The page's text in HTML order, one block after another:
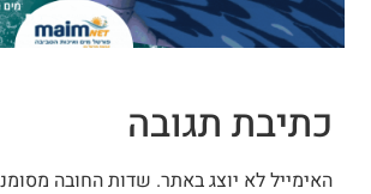
כתיבת תגובה
האימייל לא יוצג באתר. שדות החובה